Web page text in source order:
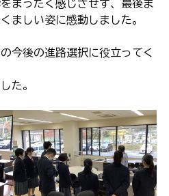
まったく感じさせず、最後ま
ましい姿に感動しました。
今後の進路選択に役立ってく
た。